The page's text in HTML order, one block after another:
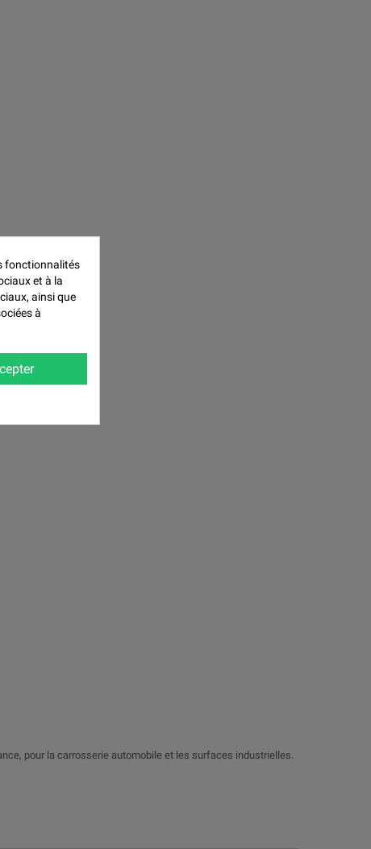
pour la carrosserie automobile et les surfaces industrielles.
fonctionnalités
et à la
ainsi que
à